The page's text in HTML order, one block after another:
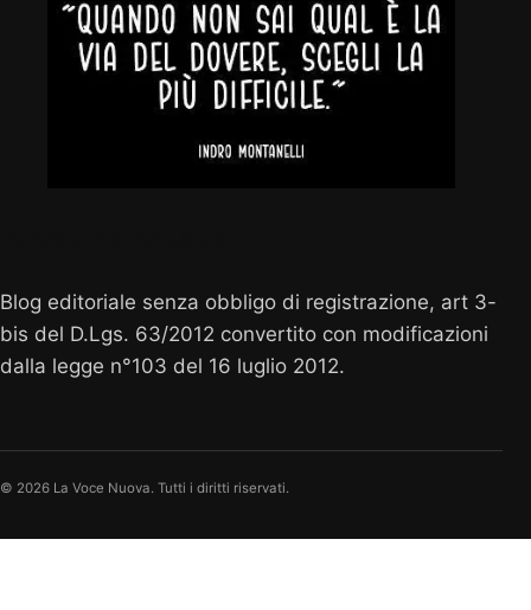
Blog editoriale senza obbligo di registrazione, art 3-
bis del D.Lgs. 63/2012 convertito con modificazioni
dalla legge n°103 del 16 luglio 2012.
© 2026 La Voce Nuova. Tutti i diritti riservati.